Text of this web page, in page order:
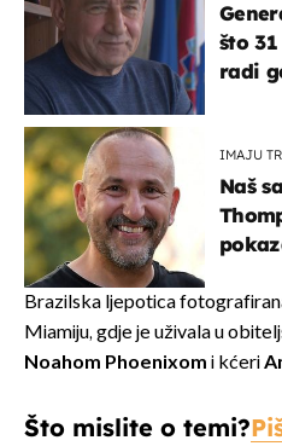
što
radi
IMAJU
Naš
Brazilska ljepotica
Miamiju, gdje je uživala u
Noahom Phoenixom i kćeri
Što mislite o temi?